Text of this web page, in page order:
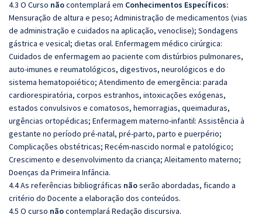
4.3 O Curso nãocontemplará em Conhecimentos Específicos:
Mensuração de altura e peso; Administração de medicamentos (vias
de administração e cuidados na aplicação, venoclise); Sondagens
gástrica e vesical; dietas oral. Enfermagem médico cirúrgica:
Cuidados de enfermagem ao paciente com distúrbios pulmonares,
auto-imunes e reumatológicos, digestivos, neurológicos e do
sistema hematopoiético; Atendimento de emergência: parada
cardiorespiratória, corpos estranhos, intoxicações exógenas,
estados convulsivos e comatosos, hemorragias, queimaduras,
urgências ortopédicas; Enfermagem materno-infantil: Assistência à
gestante no período pré-natal, pré-parto, parto e puerpério;
Complicações obstétricas; Recém-nascido normal e patológico;
Crescimento e desenvolvimento da criança; Aleitamento materno;
Doenças da Primeira Infância.
4.4 As referências bibliográficas nãoserão abordadas, ficando a
critério do Docente a elaboração dos conteúdos.
4.5 O curso nãocontemplará Redação discursiva.